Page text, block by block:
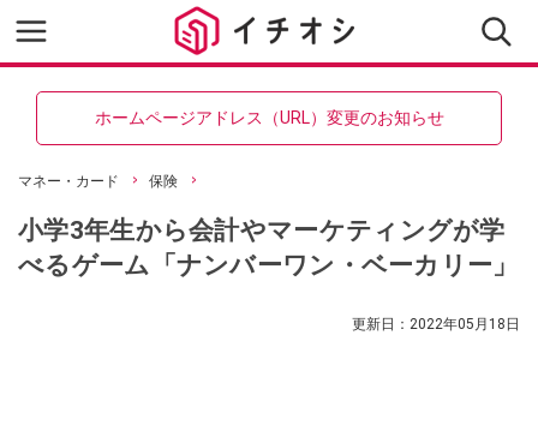
ホームページアドレス（URL）変更のお知らせ
マネー・カード 保険
小学3年生から会計やマーケティングが学
べるゲーム「ナンバーワン・ベーカリー」
更新日： 2022年05月18日